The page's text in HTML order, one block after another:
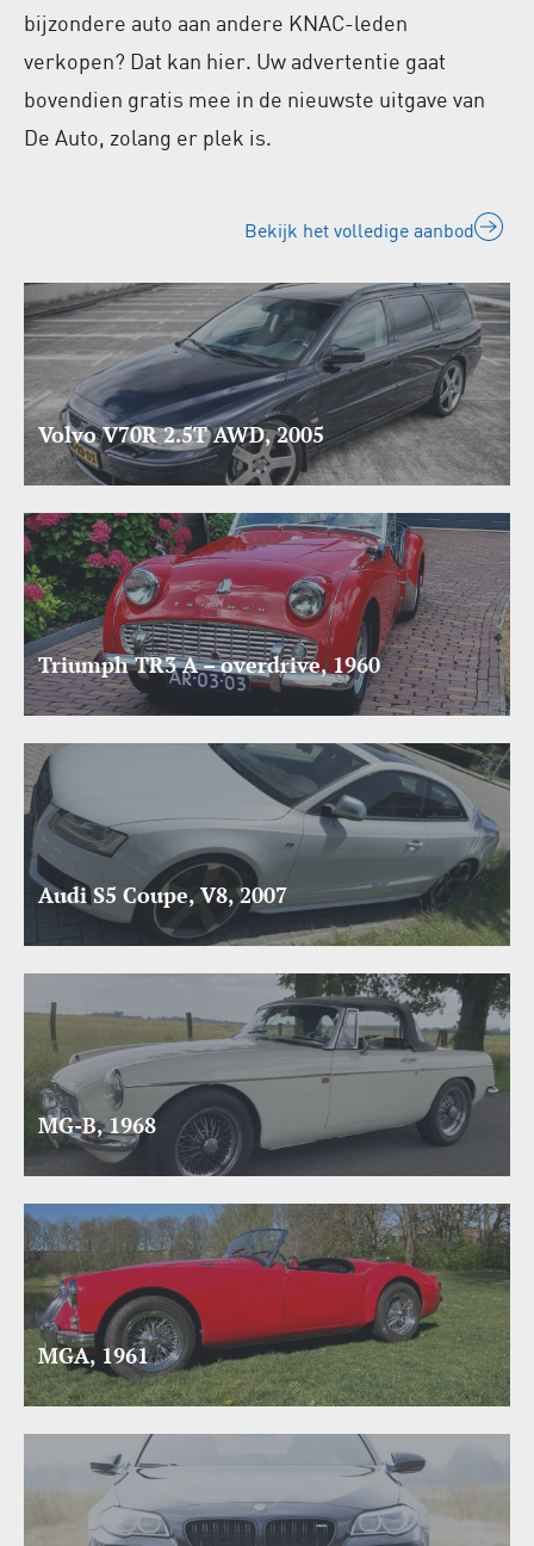
bijzondere auto aan andere KNAC-leden
verkopen? Dat kan hier. Uw advertentie gaat
bovendien gratis mee in de nieuwste uitgave van
De Auto, zolang er plek is.
Bekijk het volledige aanbod
Volvo V70R 2.5T AWD, 2005
Triumph TR3 A – overdrive, 1960
Audi S5 Coupe, V8, 2007
MG-B, 1968
MGA, 1961